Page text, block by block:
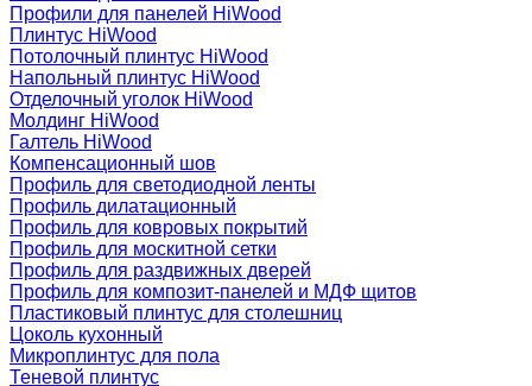
Профили для панелей HiWood
Плинтус HiWood
Потолочный плинтус HiWood
Напольный плинтус HiWood
Отделочный уголок HiWood
Молдинг HiWood
Галтель HiWood
Компенсационный шов
Профиль для светодиодной ленты
Профиль дилатационный
Профиль для ковровых покрытий
Профиль для москитной сетки
Профиль для раздвижных дверей
Профиль для композит-панелей и МДФ щитов
Пластиковый плинтус для столешниц
Цоколь кухонный
Микроплинтус для пола
Теневой плинтус